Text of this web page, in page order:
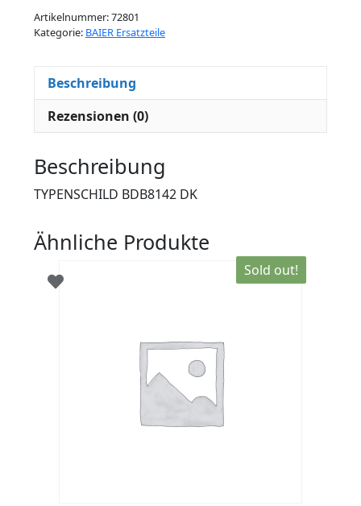
Artikelnummer:72801
Kategorie: BAIER Ersatzteile
Beschreibung
Rezensionen (0)
Beschreibung
TYPENSCHILD BDB8142 DK
Ähnliche Produkte
Sold out!